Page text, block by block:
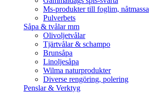
Ms-produkter till foglim, nåtmassa
Pulverbets
Såpa & tvålar mm
Olivoljetvålar
Tjärtvålar & schampo
Brunsåpa
Linoljesåpa
Wilma naturprodukter
Diverse rengöring, polering
Penslar & Verktyg